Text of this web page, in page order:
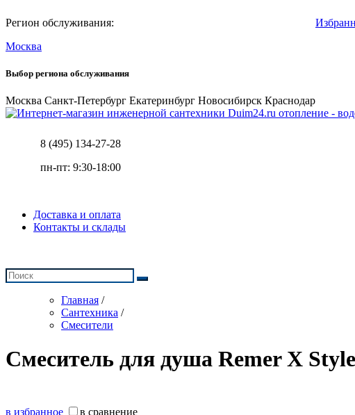
Регион обслуживания:
Москва
Выбор региона обслуживания
Москва Санкт-Петербург Екатеринбург Новосибирск Краснодар
отопление -
8 (495) 134-27-28
пн-пт: 9:30-18:00
Доставка и оплата
Контакты и склады
Главная /
Сантехника /
Смесители
Смеситель для душа Remer X
в избранное в сравнение